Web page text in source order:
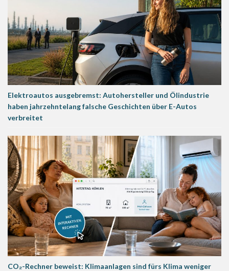
Elektroautos ausgebremst: Autohersteller und Ölindustrie
haben jahrzehntelang falsche Geschichten über E-Autos
verbreitet
CO₂-Rechner beweist: Klimaanlagen sind fürs Klima weniger